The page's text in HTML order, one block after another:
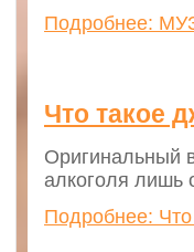
Подробнее:
Что такое
Оригинальный
алкоголя лишь
Подробнее: Что